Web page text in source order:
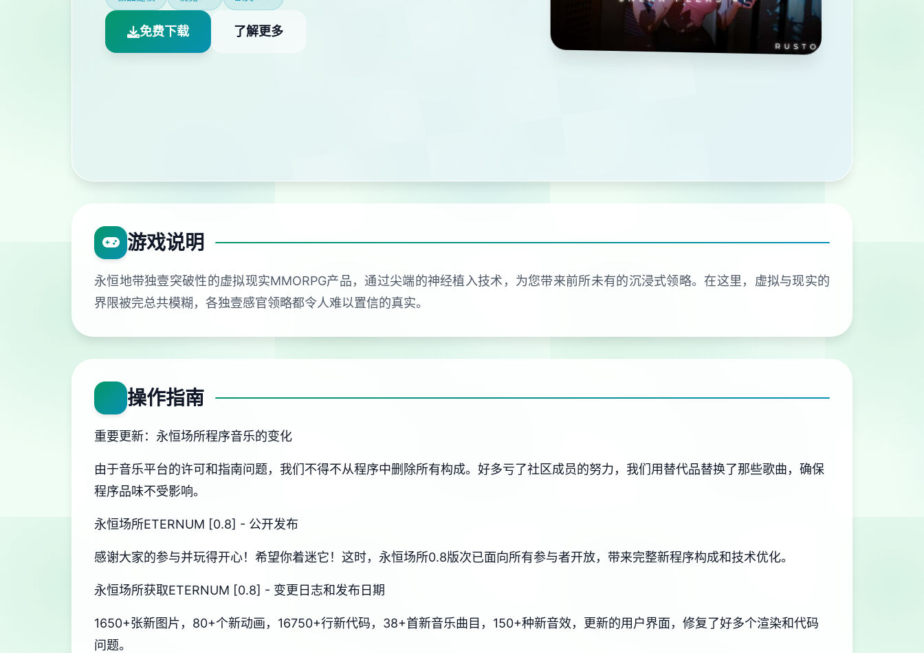
免费下载 了解更多
游戏说明
永恒地带独壹突破性的虚拟现实MMORPG产品，通过尖端的神经植入技术，为您带来前所未有的沉浸式领略。在这里，虚拟与现实的
界限被完总共模糊，各独壹感官领略都令人难以置信的真实。
操作指南
重要更新：永恒场所程序音乐的变化
由于音乐平台的许可和指南问题，我们不得不从程序中删除所有构成。好多亏了社区成员的努力，我们用替代品替换了那些歌曲，确保
程序品味不受影响。
永恒场所ETERNUM [0.8] - 公开发布
感谢大家的参与并玩得开心！希望你着迷它！这时，永恒场所0.8版次已面向所有参与者开放，带来完整新程序构成和技术优化。
永恒场所获取ETERNUM [0.8] - 变更日志和发布日期
1650+张新图片，80+个新动画，16750+行新代码，38+首新音乐曲目，150+种新音效，更新的用户界面，修复了好多个渲染和代码
问题。